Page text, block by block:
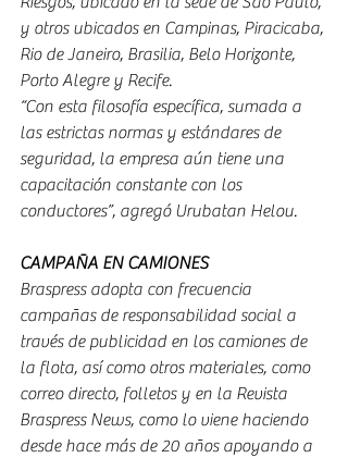
y otros ubicados en Campinas, Piracicaba,
Rio de Janeiro, Brasilia, Belo Horizonte,
Porto Alegre y Recife.
“Con esta filosofía específica, sumada a
las estrictas normas y estándares de
seguridad, la empresa aún tiene una
capacitación constante con los
conductores”, agregó Urubatan Helou.
CAMPAÑA EN CAMIONES
Braspress adopta con frecuencia
campañas de responsabilidad social a
través de publicidad en los camiones de
la flota, así como otros materiales, como
correo directo, folletos y en la Revista
Braspress News, como lo viene haciendo
desde hace más de 20 años apoyando a